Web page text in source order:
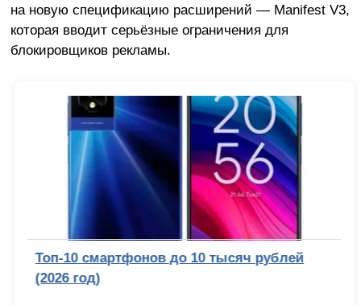
на новую спецификацию расширений — Manifest V3,
которая вводит серьёзные ограничения для
блокировщиков рекламы.
Топ-10 смартфонов до 10 тысяч рублей
(2026 год)